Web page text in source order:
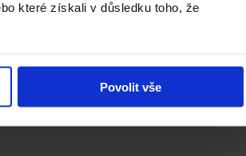
které získali v důsledku toho, že
Povolit vše